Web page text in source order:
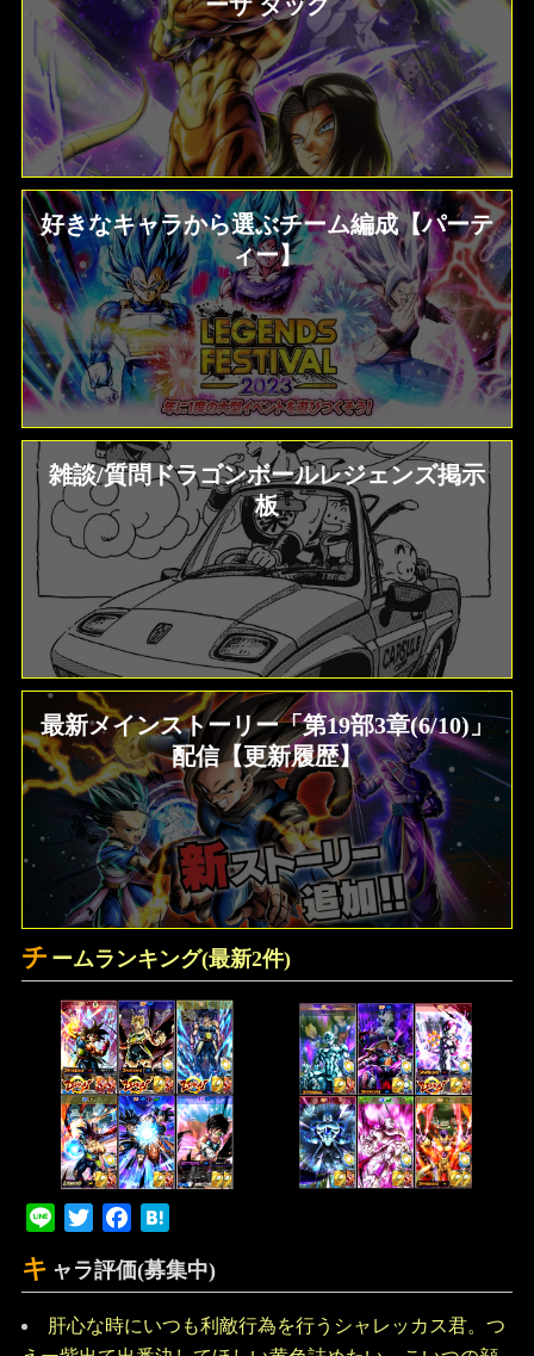
好きなキャラから選ぶチーム編成【パーテ
ィー】
雑談/質問ドラゴンボールレジェンズ掲示
板
最新メインストーリー「第19部3章(6/10)」
配信【更新履歴】
チ ームランキング(最新2件)
Line Twitter Facebook
キ ャラ評価(募集中)
肝心な時にいつも利敵行為を行うシャレッカス君。つ